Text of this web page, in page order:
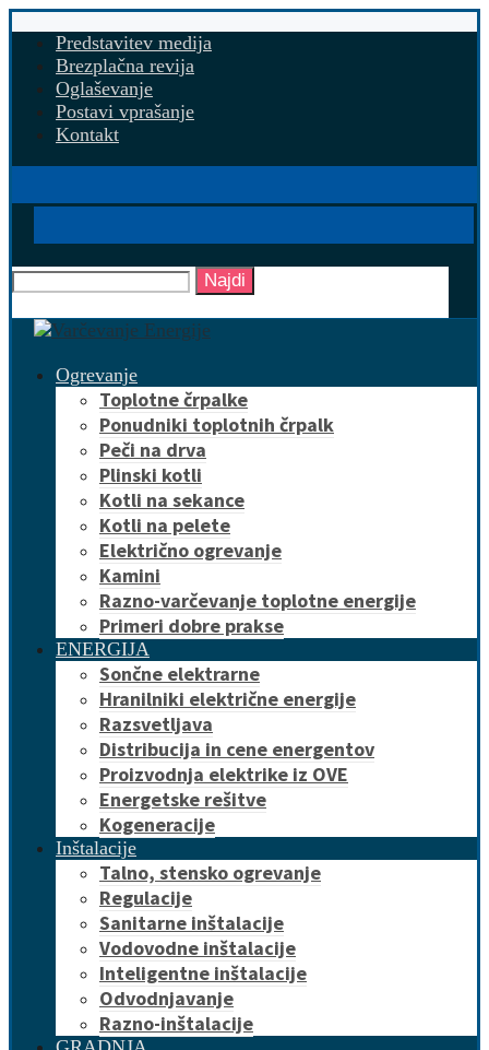
Predstavitev medija
Brezplačna revija
Oglaševanje
Postavi vprašanje
Kontakt
Najdi
Ogrevanje
Toplotne črpalke
Ponudniki toplotnih črpalk
Peči na drva
Plinski kotli
Kotli na sekance
Kotli na pelete
Električno ogrevanje
Kamini
Razno-varčevanje toplotne energije
Primeri dobre prakse
ENERGIJA
Sončne elektrarne
Hranilniki električne energije
Razsvetljava
Distribucija in cene energentov
Proizvodnja elektrike iz OVE
Energetske rešitve
Kogeneracije
Inštalacije
Talno, stensko ogrevanje
Regulacije
Sanitarne inštalacije
Vodovodne inštalacije
Inteligentne inštalacije
Odvodnjavanje
Razno-inštalacije